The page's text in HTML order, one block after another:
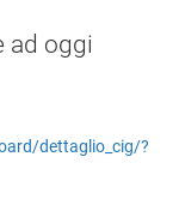
ad oggi
dettaglio_cig/?